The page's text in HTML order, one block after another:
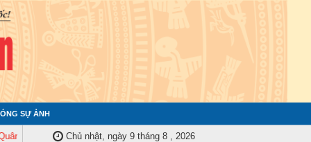
SỰ ẢNH
Trung ương tập huấn nghiệp vụ công tác kiểm tra, giám sát năm 2025
Chủ nhật, ngày 9 tháng 8 , 2026